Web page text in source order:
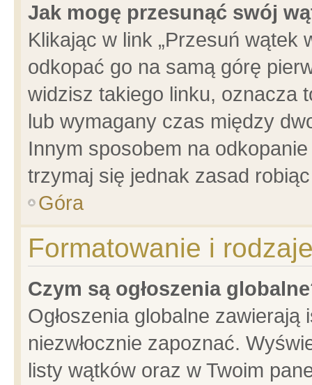
Jak mogę przesunąć swój
Klikając w link „Przesuń wątek
odkopać go na samą górę
widzisz takiego linku, oznacza
lub wymagany czas między
Innym sposobem na
trzymaj się jednak zasad
Góra
Formatowanie i
Czym są ogłoszenia
Ogłoszenia globalne
niezwłocznie zapoznać.
listy wątków oraz w Twoim